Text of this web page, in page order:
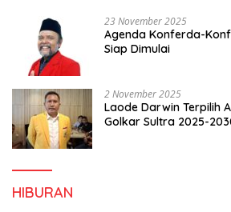
23 November 2025
Agenda Konferda-
Siap Dimulai
2 November 2025
Laode Darwin Terpilih
Golkar Sultra 2025-
HIBURAN